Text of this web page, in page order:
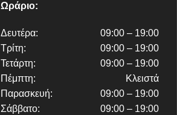
Ωράριο:
Δευτέρα:
09:00 – 19:00
Τρίτη:
09:00 – 19:00
Τετάρτη:
09:00 – 19:00
Πέμπτη:
Κλειστά
Παρασκευή:
09:00 – 19:00
Σάββατο:
09:00 – 19:00